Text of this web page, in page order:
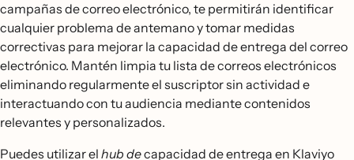
campañas de correo electrónico, te permitirán identificar
cualquier problema de antemano y tomar medidas
correctivas para mejorar la capacidad de entrega del correo
electrónico. Mantén limpia tu lista de correos electrónicos
eliminando regularmente el suscriptor sin actividad e
interactuando con tu audiencia mediante contenidos
relevantes y personalizados.
Puedes utilizar el hub decapacidad de entrega en Klaviyo